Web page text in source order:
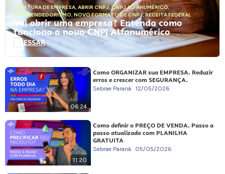
ABERTURA DE EMPRESA, ABRIR CNPJ,CNPJ ALFANUMÉRICO,
EMPREENDEDORISMO, NOVO FORMATO DE CNPJ,RECEITA FEDERAL
Vai abrir uma empresa? Entenda como
funciona o novo CNPJ Alfanumérico
ACESSAR
06:24
Como ORGANIZAR sua EMPRESA. Reduzir
erros e crescer com SEGURANÇA.
Sebrae Paraná 12/05/2026
11:20
Como definir o PREÇO DE VENDA. Passo a
passo atualizado com PLANILHA
GRATUITA
Sebrae Paraná 05/05/2026